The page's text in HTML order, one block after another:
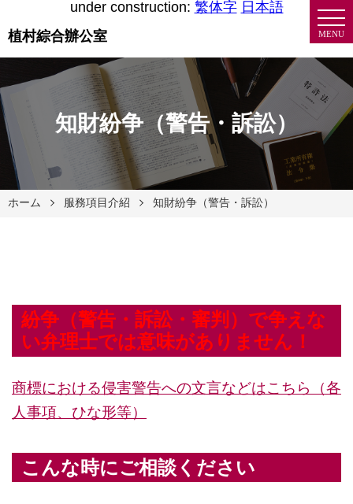
under construction: 繁体字 日本語
植村綜合辦公室
MENU
知財紛争（警告・訴訟）
ホーム 服務項目介紹 知財紛争（警告・訴訟）
紛争（警告・訴訟・審判）で争えな
い弁理士では意味がありません！
商標における侵害警告への文言などはこちら（各
人事項、ひな形等）
こんな時にご相談ください